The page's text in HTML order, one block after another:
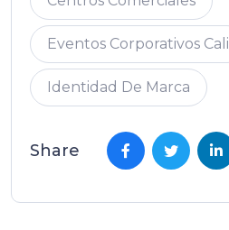
Eventos Corporativos Cali
Identidad De Marca
Share